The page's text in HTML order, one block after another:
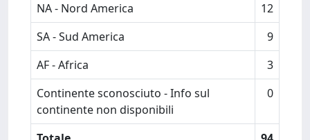
NA - Nord America
12
SA - Sud America
9
AF - Africa
3
Continente sconosciuto - Info sul
continente non disponibili
0